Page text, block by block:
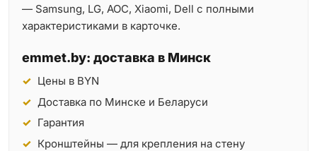
— Samsung, LG, AOC, Xiaomi, Dell с полными
характеристиками в карточке.
emmet.by: доставка в Минск
Цены в BYN
Доставка по Минске и Беларуси
Гарантия
Кронштейны — для крепления на стену